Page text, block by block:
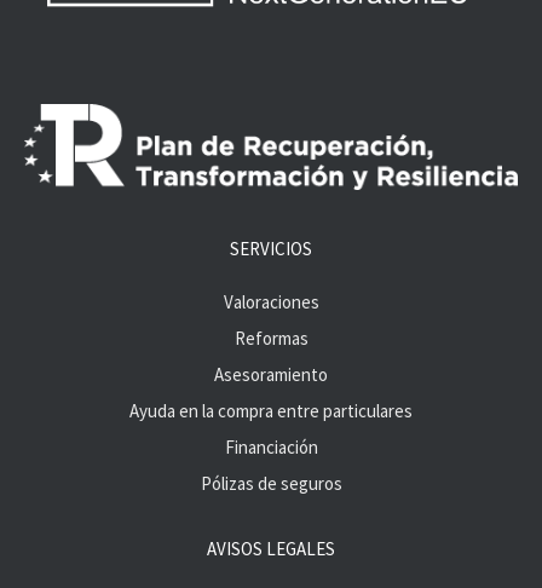
SERVICIOS
Valoraciones
Reformas
Asesoramiento
Ayuda en la compra entre particulares
Financiación
Pólizas de seguros
AVISOS LEGALES